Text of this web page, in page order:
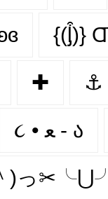
✚ ⚓
૮ • ﻌ - ა
)っ✂╰⋃╯